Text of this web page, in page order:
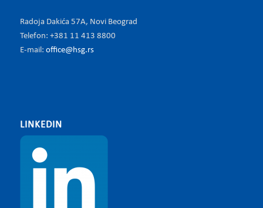
Radoja Dakića 57A, Novi Beograd
Telefon: +381 11 413 8800
E-mail: office@hsg.rs
LINKEDIN